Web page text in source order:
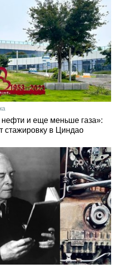
и еще меньше газа»:
стажировку в Циндао